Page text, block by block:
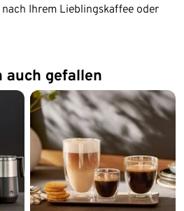
Ihrem Lieblingskaffee oder
auch gefallen